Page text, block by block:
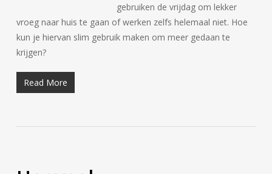
gebruiken de vrijdag om lekker
vroeg naar huis te gaan of werken zelfs helemaal niet. Hoe
kun je hiervan slim gebruik maken om meer gedaan te
krijgen?
Read More